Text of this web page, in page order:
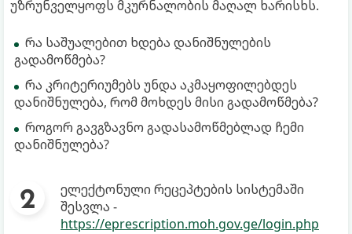
უზრუნველყოფს მკურნალობის მაღალ ხარისხს.
რა საშუალებით ხდება დანიშნულების
გადამოწმება?
რა კრიტერიუმებს უნდა აკმაყოფილებდეს
დანიშნულება, რომ მოხდეს მისი გადამოწმება?
როგორ გავგზავნო გადასამოწმებლად ჩემი
დანიშნულება?
ელექტონული რეცეპტების სისტემაში
შესვლა -
https://eprescription.moh.gov.ge/login.php